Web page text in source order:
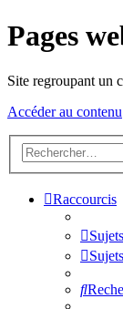
Pages
Site regroupant un
Accéder au contenu
Raccourcis